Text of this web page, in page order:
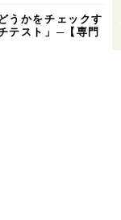
うかをチェックす
テスト」─【専門